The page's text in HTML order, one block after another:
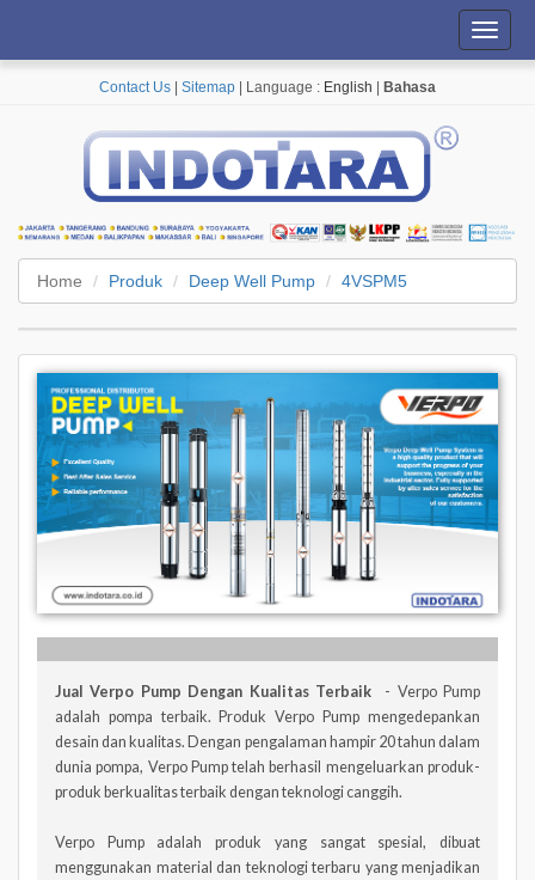
Contact Us Sitemap | Language : English Bahasa
Home Produk Deep Well Pump 4VSPM5
Jual Verpo Pump Dengan Kualitas Terbaik - Verpo Pump
adalah pompa terbaik. Produk Verpo Pump mengedepankan
desain dan kualitas. Dengan pengalaman hampir 20 tahun dalam
dunia pompa, Verpo Pump telah berhasil mengeluarkan produk-
produk berkualitas terbaik dengan teknologi canggih.
Verpo Pump adalah produk yang sangat spesial, dibuat
menggunakan material dan teknologi terbaru yang menjadikan